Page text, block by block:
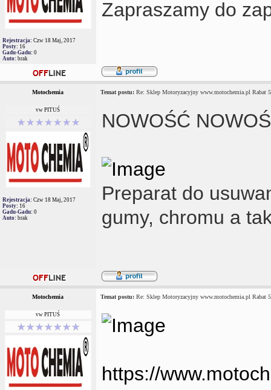
Rejestracja: Czw 18 Maj, 2017
Posty: 16
Gadu-Gadu: 0
Auto: brak
Zapraszamy do
Motochemia Temat postu: Re: Sklep Motoryzacyjny www.motochemia.pl Rabat
vw PITUŚ
Rejestracja: Czw 18 Maj, 2017
Posty: 16
Gadu-Gadu: 0
Auto: brak
NOWOŚĆ
Preparat do
gumy, chromu a
Motochemia Temat postu: Re: Sklep Motoryzacyjny www.motochemia.pl Rabat
vw PITUŚ
https://